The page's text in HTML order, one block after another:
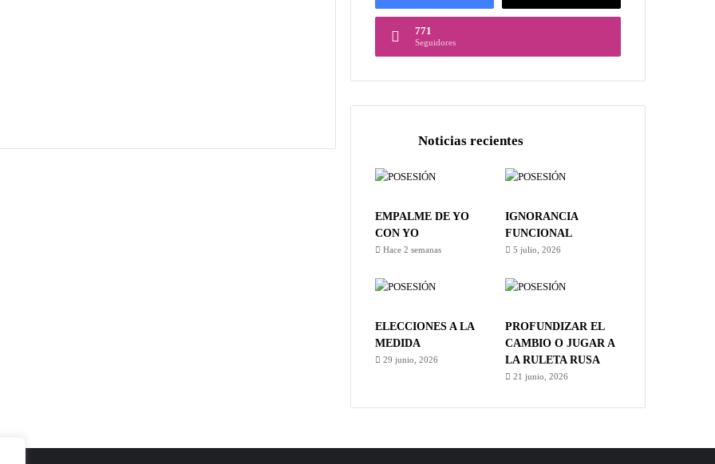
771
Seguidores
Noticias recientes
EMPALME DE YO
CON YO
Hace 2 semanas
IGNORANCIA
FUNCIONAL
5 julio, 2026
ELECCIONES A LA
MEDIDA
29 junio, 2026
PROFUNDIZAR EL
CAMBIO O JUGAR A
LA RULETA RUSA
21 junio, 2026